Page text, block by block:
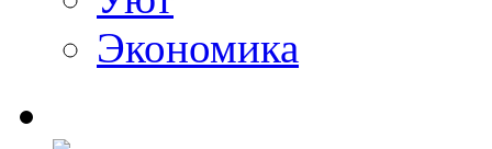
Экономика